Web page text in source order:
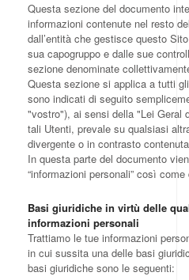
Questa sezione del documento
informazioni contenute nel resto
dall’entità che gestisce questo
sua capogruppo e dalle sue
sezione denominate
Questa sezione si applica a tutti
sono indicati di seguito
"vostro"), ai sensi della "Lei Geral
tali Utenti, prevale su qualsiasi
divergente o in contrasto
In questa parte del documento
“informazioni personali” così
Basi giuridiche in virtù delle
informazioni personali
Trattiamo le tue informazioni
in cui sussita una delle basi
basi giuridiche sono le seguenti: